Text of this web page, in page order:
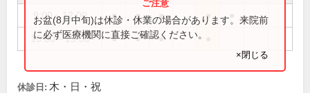
9:00～12:00 ● ● ● ●
16:00～19:00 ● ● ●
お盆(8月中旬)は休診・休業の場合があります。来院前
に必ず医療機関に直接ご確認ください。
×閉じる
休診日: 木・日・祝